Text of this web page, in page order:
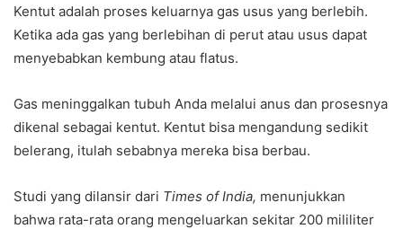
Kentut adalah proses keluarnya gas usus yang berlebih.
Ketika ada gas yang berlebihan di perut atau usus dapat
menyebabkan kembung atau flatus.
Gas meninggalkan tubuh Anda melalui anus dan prosesnya
dikenal sebagai kentut. Kentut bisa mengandung sedikit
belerang, itulah sebabnya mereka bisa berbau.
Studi yang dilansir dari Times of India, menunjukkan
bahwa rata-rata orang mengeluarkan sekitar 200 mililiter